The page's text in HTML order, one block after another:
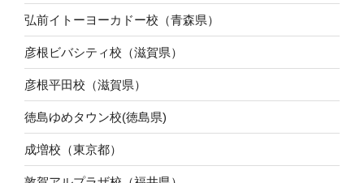
弘前イトーヨーカドー校（青森県）
彦根ビバシティ校（滋賀県）
彦根平田校（滋賀県）
徳島ゆめタウン校(徳島県)
成増校（東京都）